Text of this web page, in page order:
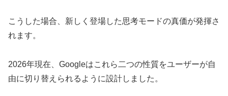
こうした場合、新しく登場した思考モードの真価が発揮さ
れます。
2026年現在、Googleはこれら二つの性質をユーザーが自
由に切り替えられるように設計しました。